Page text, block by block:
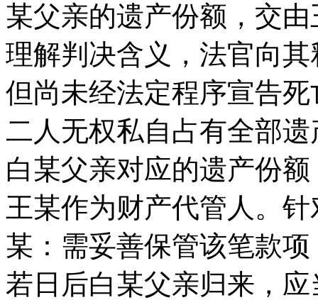
某父亲的遗产份额，交
理解判决含义，法官向
但尚未经法定程序宣告
二人无权私自占有全部
白某父亲对应的遗产份
王某作为财产代管人。
某：需妥善保管该笔款
若日后白某父亲归来，